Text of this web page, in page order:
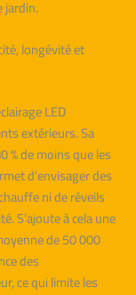
jardin.
longévité et
LED
extérieurs. Sa
% de moins que les
d’envisager des
ni de réveils
S’ajoute à cela une
de 50 000
des
ce qui limite les